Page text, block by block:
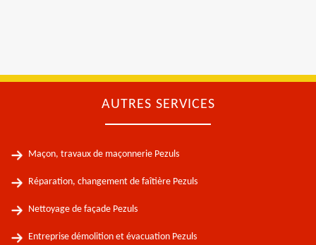
AUTRES SERVICES
Maçon, travaux de maçonnerie Pezuls
Réparation, changement de faîtière Pezuls
Nettoyage de façade Pezuls
Entreprise démolition et évacuation Pezuls